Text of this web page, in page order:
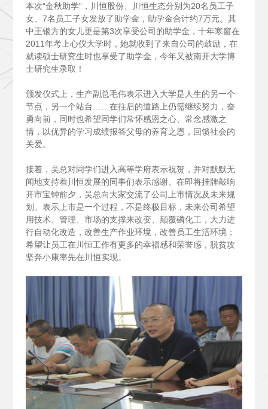
本次“金秋助学”，川恒股份、川恒生态分别为20名员工子
女、7名员工子女发放了助学金，助学金合计约7万元。其
中王银方的女儿更是第3次享受公司的助学金，十年寒窗在
2011年考上心仪大学时，她就收到了来自公司的鼓励，在
就读硕士研究生时也享受了助学金，今年又被南开大学博
士研究生录取！
颁发仪式上，生产副总毛伟表示进入大学是人生的另一个
节点，另一个站台……在往后的道路上仍需继续努力，奋
勇向前，同时也希望同学们常怀感恩之心、常念感激之
情，以优异的学习成绩报答父母的养育之恩，回馈社会的
关爱。
接着，吴总对同学们进入高等学府表示祝贺，并对默默无
闻地支持着川恒发展的同事们表示感谢。在即将挂牌敲响
开市宝钟前夕，吴总向大家交流了公司上市情况及未来规
划。表示上市是一个过程，不是终极目标，未来公司希望
用技术、管理、市场的支撑来改变、颠覆磷化工，大力进
行自动化改造，改善生产作业环境，改善员工生活环境；
希望让员工在川恒工作有更多的幸福感和荣誉感，脱贫攻
坚奔小康率先在川恒实现。